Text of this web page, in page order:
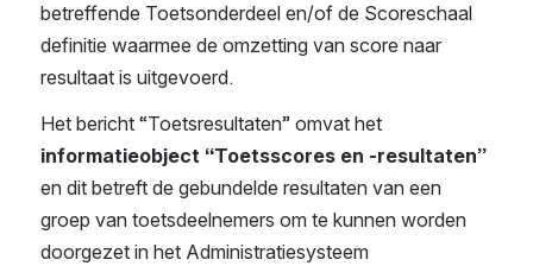
betreffende Toetsonderdeel en/of de Scoreschaal
definitie waarmee de omzetting van score naar
resultaat is uitgevoerd.
en dit betreft de gebundelde resultaten van een
groep van toetsdeelnemers om te kunnen worden
doorgezet in het Administratiesysteem